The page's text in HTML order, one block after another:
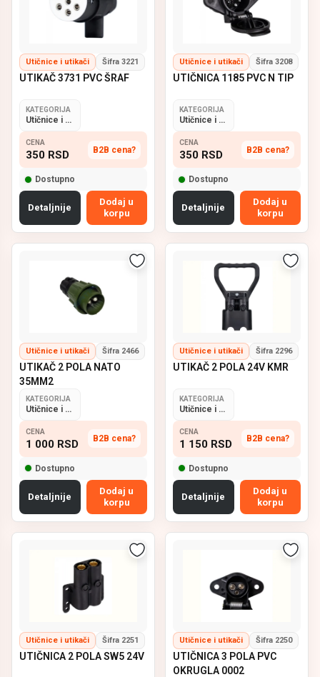
Utičnice i utikači Šifra 3221
UTIKAČ 3731 PVC ŠRAF
KATEGORIJA
Utičnice i utikači
CENA
350 RSD B2B cena?
Dostupno
Detaljnije
Dodaj u
korpu
Utičnice i utikači Šifra 3208
UTIČNICA 1185 PVC N TIP
KATEGORIJA
Utičnice i utikači
CENA
350 RSD B2B cena?
Dostupno
Detaljnije
Dodaj u
korpu
Utičnice i utikači Šifra 2466
UTIKAČ 2 POLA NATO
35MM2
KATEGORIJA
Utičnice i utikači
CENA
1 000 RSD B2B cena?
Dostupno
Detaljnije
Dodaj u
korpu
Utičnice i utikači Šifra 2296
UTIKAČ 2 POLA 24V KMR
KATEGORIJA
Utičnice i utikači
CENA
1 150 RSD B2B cena?
Dostupno
Detaljnije
Dodaj u
korpu
Utičnice i utikači Šifra 2251
UTIČNICA 2 POLA SW5 24V
Utičnice i utikači Šifra 2250
UTIČNICA 3 POLA PVC
OKRUGLA 0002